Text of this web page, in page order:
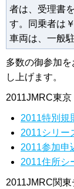
者は、受理書
す。同乗者は
車両は、一般
多数の御参加
し上げます。
2011JMRC東
2011特別規
2011シリー
2011参加申
2011住所シ
2011JMRC関